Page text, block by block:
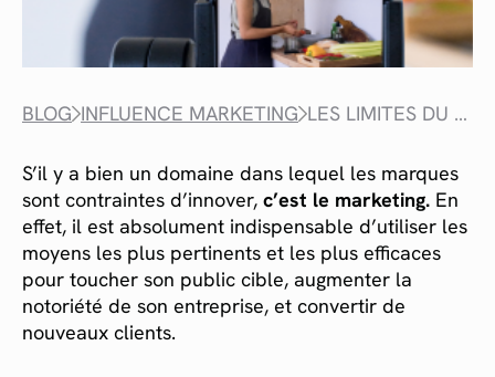
BLOG INFLUENCE MARKETING LES LIMITES DU MARKETING D’INFLUENCE ?
S’il y a bien un domaine dans lequel les marques
sont contraintes d’innover, c’est le marketing. En
effet, il est absolument indispensable d’utiliser les
moyens les plus pertinents et les plus efficaces
pour toucher son public cible, augmenter la
notoriété de son entreprise, et convertir de
nouveaux clients.